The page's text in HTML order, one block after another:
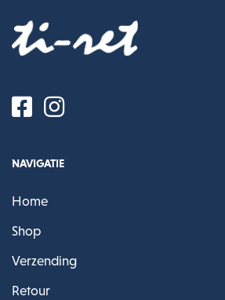
NAVIGATIE
Home
Shop
Verzending
Retour